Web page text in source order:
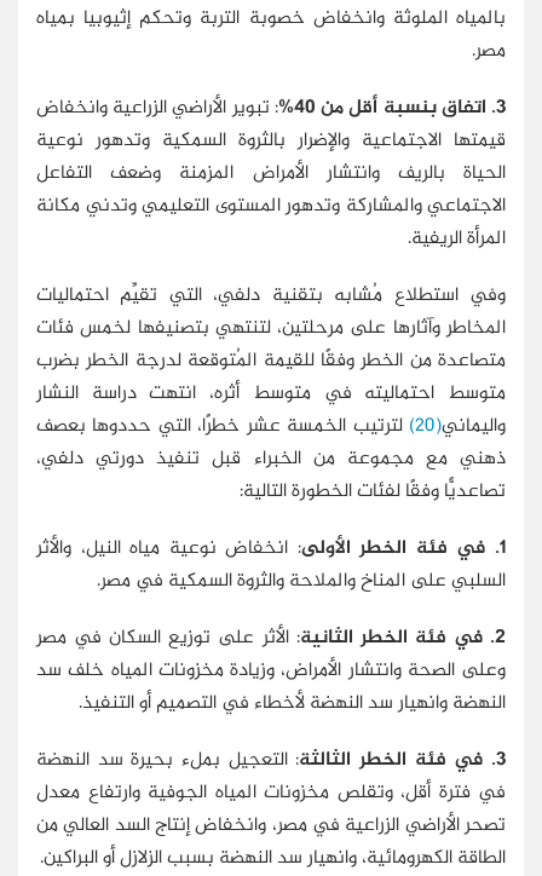
بالمياه الملوثة وانخفاض خصوبة التربة وتحكم إثيوبيا بمياه
مصر.
3. اتفاق بنسبة أقل من 40%
: تبوير الأراضي الزراعية وانخفاض
قيمتها الاجتماعية والإضرار بالثروة السمكية وتدهور نوعية
الحياة بالريف وانتشار الأمراض المزمنة وضعف التفاعل
الاجتماعي والمشاركة وتدهور المستوى التعليمي وتدني مكانة
المرأة الريفية.
وفي استطلاع مُشابه بتقنية دلفي، التي تقيِّم احتماليات
المخاطر وآثارها على مرحلتين، لتنتهي بتصنيفها لخمس فئات
متصاعدة من الخطر وفقًا للقيمة المُتوقعة لدرجة الخطر بضرب
متوسط احتماليته في متوسط أثره، انتهت دراسة النشار
واليماني(20)
لترتيب الخمسة عشر خطرًا، التي حددوها بعصف
ذهني مع مجموعة من الخبراء قبل تنفيذ دورتي دلفي،
تصاعديًّا وفقًا لفئات الخطورة التالية:
1. في فئة الخطر الأولى
: انخفاض نوعية مياه النيل، والأثر
السلبي على المناخ والملاحة والثروة السمكية في مصر.
2. في فئة الخطر الثانية
: الأثر على توزيع السكان في مصر
وعلى الصحة وانتشار الأمراض، وزيادة مخزونات المياه خلف سد
النهضة وانهيار سد النهضة لأخطاء في التصميم أو التنفيذ.
3. في فئة الخطر الثالثة
: التعجيل بملء بحيرة سد النهضة
في فترة أقل، وتقلص مخزونات المياه الجوفية وارتفاع معدل
تصحر الأراضي الزراعية في مصر، وانخفاض إنتاج السد العالي من
الطاقة الكهرومائية، وانهيار سد النهضة بسبب الزلازل أو البراكين.